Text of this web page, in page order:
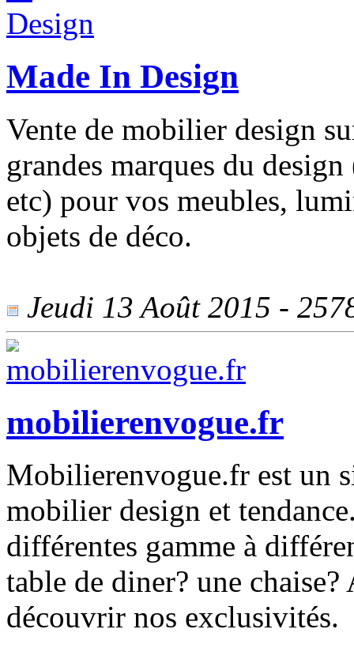
Made In Design
Vente de mobilier design
grandes marques du
etc) pour vos meubles,
objets de déco.
Jeudi 13 Août 2015 -
mobilierenvogue.fr
Mobilierenvogue.fr est un
mobilier design et
différentes gamme à
table de diner? une
découvrir nos exclusivités.